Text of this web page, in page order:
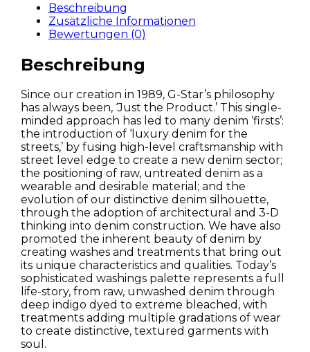
Beschreibung
Zusätzliche Informationen
Bewertungen (0)
Beschreibung
Since our creation in 1989, G-Star’s philosophy
has always been, ‘Just the Product.’ This single-
minded approach has led to many denim ‘firsts’:
the introduction of ‘luxury denim for the
streets,’ by fusing high-level craftsmanship with
street level edge to create a new denim sector;
the positioning of raw, untreated denim as a
wearable and desirable material; and the
evolution of our distinctive denim silhouette,
through the adoption of architectural and 3-D
thinking into denim construction. We have also
promoted the inherent beauty of denim by
creating washes and treatments that bring out
its unique characteristics and qualities. Today’s
sophisticated washings palette represents a full
life-story, from raw, unwashed denim through
deep indigo dyed to extreme bleached, with
treatments adding multiple gradations of wear
to create distinctive, textured garments with
soul.